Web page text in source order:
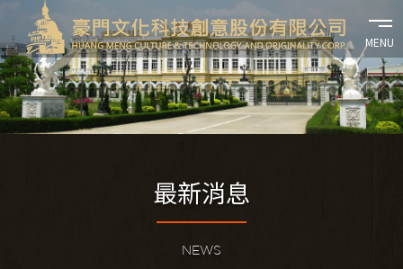
最新消息
NEWS